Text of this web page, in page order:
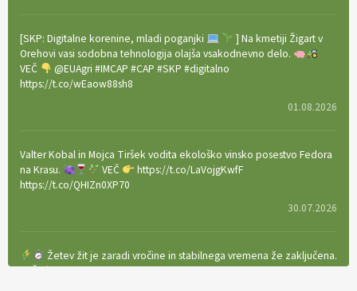
[SKP: Digitalne korenine, mladi poganjki
] Na kmetiji Žigart v
Orehovi vasi sodobna tehnologija olajša vsakodnevno delo.
VEČ
@EUAgri #IMCAP #CAP #SKP #digitalno
https://t.co/wEaow88sh8
01.08.2026
Valter Kobal in Mojca Tiršek vodita ekološko vinsko posestvo Fedora
na Krasu.
VEČ
https://t.co/LaVojgKwfF
https://t.co/QHIZn0XP70
30.07.2026
Žetev žit je zaradi vročine in stabilnega vremena že zaključena.
VEČ
https://t.co/bBWaIz6Hhh https://t.co/TtKoOF5ENS